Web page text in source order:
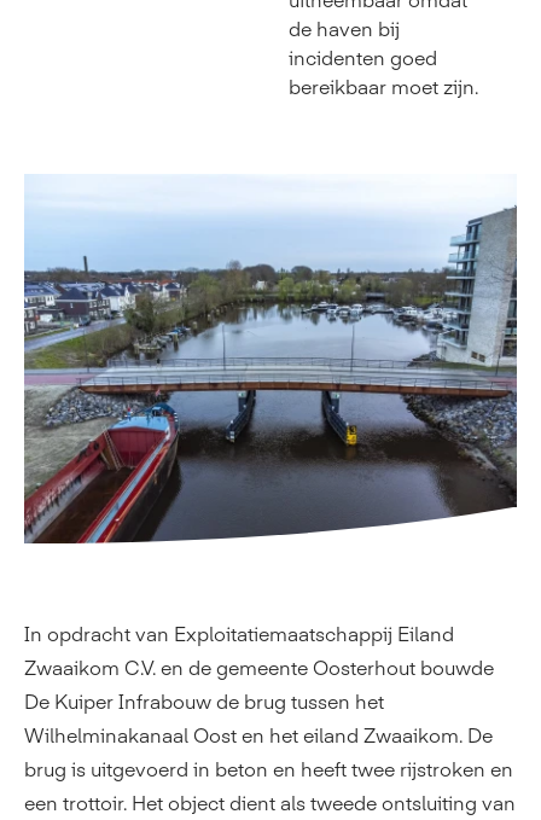
de haven bij
incidenten goed
bereikbaar moet zijn.
In opdracht van Exploitatiemaatschappij Eiland
Zwaaikom C.V. en de gemeente Oosterhout bouwde
De Kuiper Infrabouw de brug tussen het
Wilhelminakanaal Oost en het eiland Zwaaikom. De
brug is uitgevoerd in beton en heeft twee rijstroken en
een trottoir. Het object dient als tweede ontsluiting van